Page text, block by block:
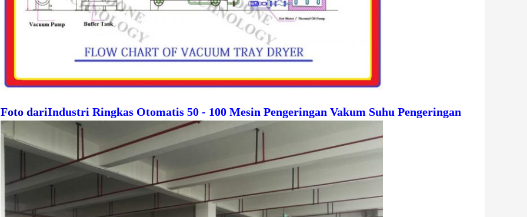
Foto dariIndustri Ringkas Otomatis 50 - 100 Mesin Pengeringan Vakum Suhu Pengeringan